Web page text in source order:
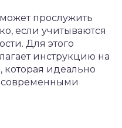
прослужить
если учитываются
Для этого
инструкцию на
идеально
современными